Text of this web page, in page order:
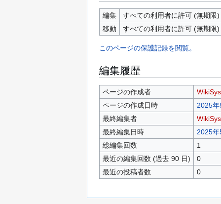
編集
すべての利用者に許可 (無期限)
移動
すべての利用者に許可 (無期限)
このページの保護記録を閲覧。
編集履歴
ページの作成者
ページの作成日時
2025
最終編集者
最終編集日時
2025
総編集回数
1
最近の編集回数 (過去 90 日)
0
最近の投稿者数
0